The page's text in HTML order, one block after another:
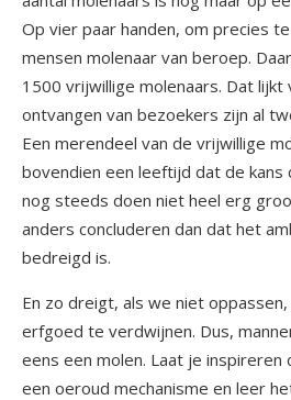
Op vier paar handen, om precies
mensen molenaar van beroep.
1500 vrijwillige molenaars. Dat
ontvangen van bezoekers zijn al
Een merendeel van de vrijwillige
bovendien een leeftijd dat de
nog steeds doen niet heel erg
anders concluderen dan dat het
bedreigd is.
En zo dreigt, als we niet
erfgoed te verdwijnen. Dus,
eens een molen. Laat je inspireren
een oeroud mechanisme en leer